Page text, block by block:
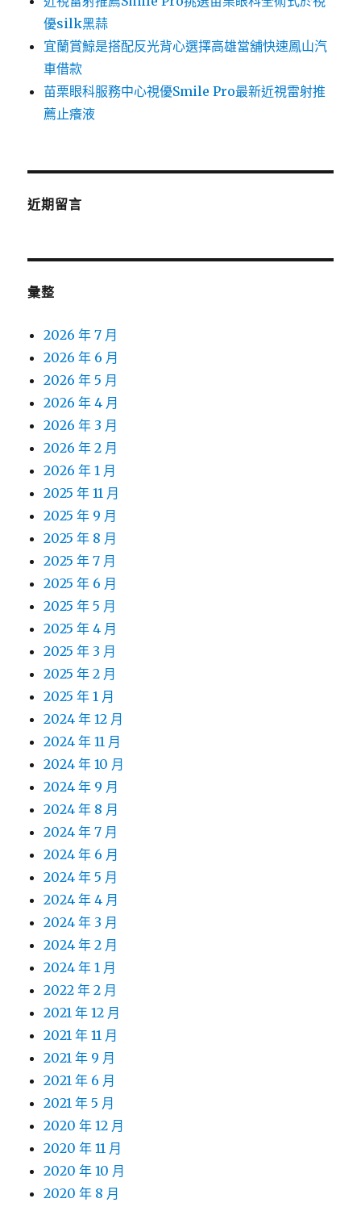
優silk黑蒜
宜蘭賞鯨是搭配反光背心選擇高雄當舖快速鳳山汽
車借款
苗栗眼科服務中心視優Smile Pro最新近視雷射推
薦止癢液
近期留言
彙整
2026 年 7 月
2026 年 6 月
2026 年 5 月
2026 年 4 月
2026 年 3 月
2026 年 2 月
2026 年 1 月
2025 年 11 月
2025 年 9 月
2025 年 8 月
2025 年 7 月
2025 年 6 月
2025 年 5 月
2025 年 4 月
2025 年 3 月
2025 年 2 月
2025 年 1 月
2024 年 12 月
2024 年 11 月
2024 年 10 月
2024 年 9 月
2024 年 8 月
2024 年 7 月
2024 年 6 月
2024 年 5 月
2024 年 4 月
2024 年 3 月
2024 年 2 月
2024 年 1 月
2022 年 2 月
2021 年 12 月
2021 年 11 月
2021 年 9 月
2021 年 6 月
2021 年 5 月
2020 年 12 月
2020 年 11 月
2020 年 10 月
2020 年 8 月